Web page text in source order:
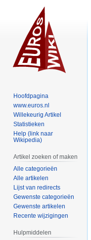
Hoofdpagina
www.euros.nl
Willekeurig Artikel
Statistieken
Help (link naar
Wikipedia)
Artikel zoeken of maken
Alle categorieën
Alle artikelen
Lijst van redirects
Gewenste categorieën
Gewenste artikelen
Recente wijzigingen
Hulpmiddelen